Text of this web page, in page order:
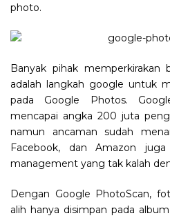
photo.
Banyak pihak memperkirakan
adalah langkah google untuk
pada Google Photos.
mencapai angka 200 juta
namun ancaman sudah
Facebook, dan Amazon
management yang tak kalah
Dengan Google PhotoScan,
alih hanya disimpan pada